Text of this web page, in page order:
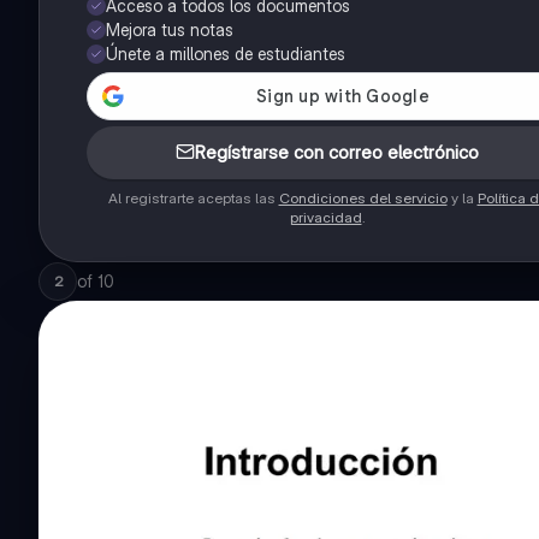
Acceso a todos los documentos
Mejora tus notas
Únete a millones de estudiantes
Regístrarse con correo electrónico
Al registrarte aceptas las Condiciones del servicioy la Política
privacidad.
2 of 10